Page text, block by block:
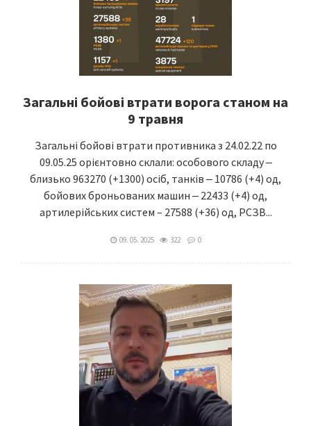
Загальні бойові втрати ворога станом на
9 травня
Загальні бойові втрати противника з 24.02.22 по
09.05.25 орієнтовно склали: особового складу ‒
близько 963270 (+1300) осіб, танків ‒ 10786 (+4) од,
бойових броньованих машин ‒ 22433 (+4) од,
артилерійських систем – 27588 (+36) од, РСЗВ...
09. 05. 2025 322 0